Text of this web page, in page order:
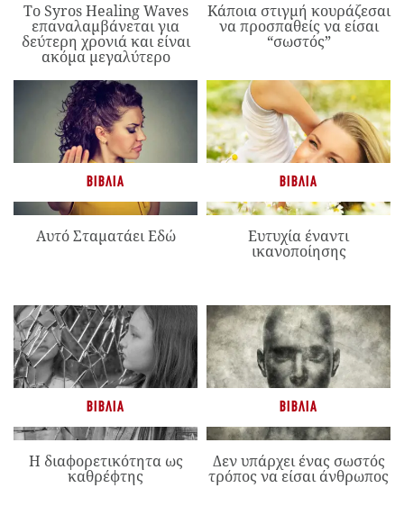
Το Syros Healing Waves
επαναλαμβάνεται για
δεύτερη χρονιά και είναι
ακόμα μεγαλύτερο
Κάποια στιγμή κουράζεσαι
να προσπαθείς να είσαι
“σωστός”
ΒΙΒΛΊΑ
Αυτό Σταματάει Εδώ
ΒΙΒΛΊΑ
Ευτυχία έναντι
ικανοποίησης
ΒΙΒΛΊΑ
Η διαφορετικότητα ως
καθρέφτης
ΒΙΒΛΊΑ
Δεν υπάρχει ένας σωστός
τρόπος να είσαι άνθρωπος